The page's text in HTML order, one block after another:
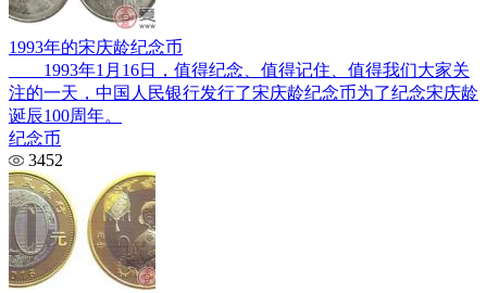
1993年的宋庆龄纪念币
1993年1月16日，值得纪念、值得记住、值得我们大家关
注的一天，中国人民银行发行了宋庆龄纪念币为了纪念宋庆龄
诞辰100周年。
纪念币
3452